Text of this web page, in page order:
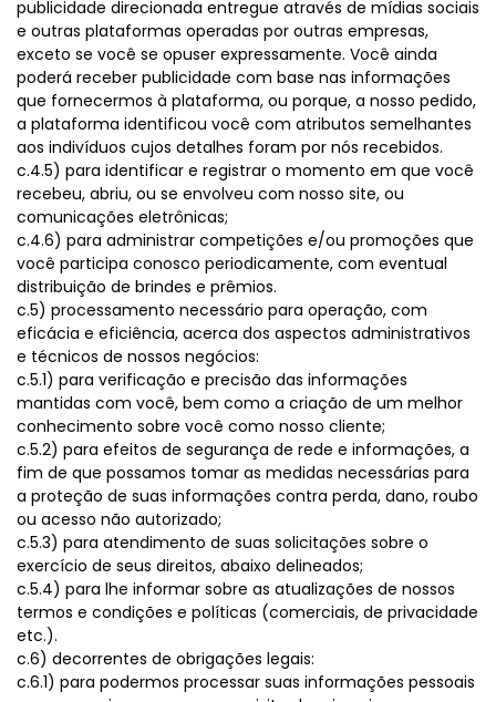
publicidade direcionada entregue através de mídias sociais
e outras plataformas operadas por outras empresas,
exceto se você se opuser expressamente. Você ainda
poderá receber publicidade com base nas informações
que fornecermos à plataforma, ou porque, a nosso pedido,
a plataforma identificou você com atributos semelhantes
aos indivíduos cujos detalhes foram por nós recebidos.
c.4.5) para identificar e registrar o momento em que você
recebeu, abriu, ou se envolveu com nosso site, ou
comunicações eletrônicas;
c.4.6) para administrar competições e/ou promoções que
você participa conosco periodicamente, com eventual
distribuição de brindes e prêmios.
c.5) processamento necessário para operação, com
eficácia e eficiência, acerca dos aspectos administrativos
e técnicos de nossos negócios:
c.5.1) para verificação e precisão das informações
mantidas com você, bem como a criação de um melhor
conhecimento sobre você como nosso cliente;
c.5.2) para efeitos de segurança de rede e informações, a
fim de que possamos tomar as medidas necessárias para
a proteção de suas informações contra perda, dano, roubo
ou acesso não autorizado;
c.5.3) para atendimento de suas solicitações sobre o
exercício de seus direitos, abaixo delineados;
c.5.4) para lhe informar sobre as atualizações de nossos
termos e condições e políticas (comerciais, de privacidade
etc.).
c.6) decorrentes de obrigações legais:
c.6.1) para podermos processar suas informações pessoais